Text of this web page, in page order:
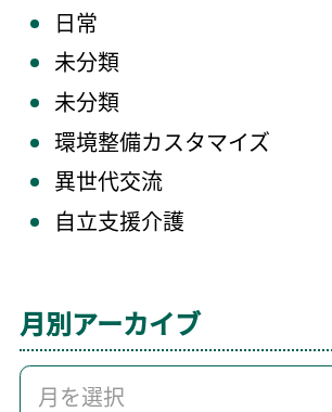
日常
未分類
未分類
環境整備カスタマイズ
異世代交流
自立支援介護
月別アーカイブ